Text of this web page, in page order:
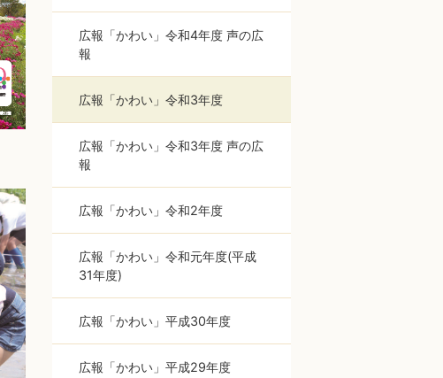
広報「かわい」令和4年度 声の広
報
広報「かわい」令和3年度
広報「かわい」令和3年度 声の広
報
広報「かわい」令和2年度
広報「かわい」令和元年度(平成
31年度)
広報「かわい」平成30年度
広報「かわい」平成29年度